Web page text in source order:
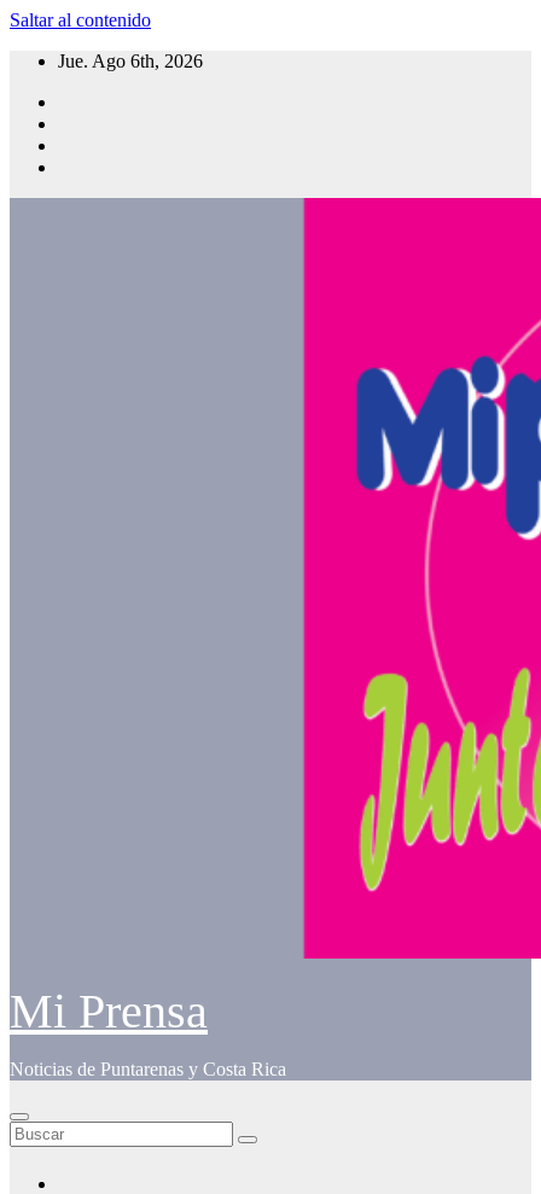
Saltar al contenido
Jue. Ago 6th, 2026
Mi Prensa
Noticias de Puntarenas y Costa Rica